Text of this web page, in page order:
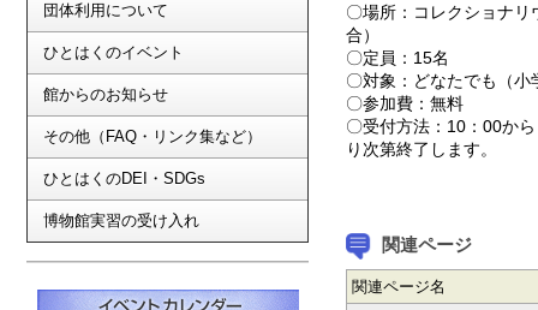
団体利用について
ひとはくのイベント
館からのお知らせ
その他（FAQ・リンク集など）
ひとはくのDEI・SDGs
博物館実習の受け入れ
〇場所：コレクショナ
合）
〇定員：15名
〇対象：どなたでも（
〇参加費：無料
〇受付方法：10：00か
り次第終了します。
関連ページ
関連ページ名